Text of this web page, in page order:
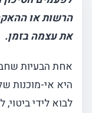
הרשות או
את עצמה בזמן.
אחת הבעיות
היא אי-מוכנות
לבוא לידי